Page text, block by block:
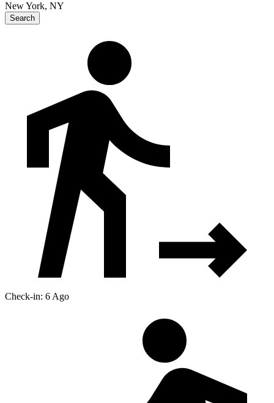
New York, NY
Search
Check-in: 6 Ago